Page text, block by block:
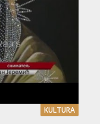
KULTURA